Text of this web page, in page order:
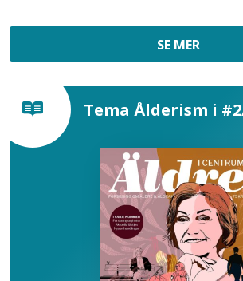
SE MER
Tema Ålderism i